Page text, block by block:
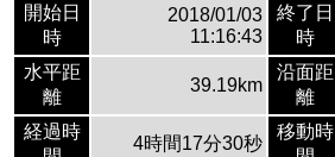
開始日
時
2018/01/03
11:16:43
終了日
時
水平距
離
39.19km
沿面距
離
経過時
4時間17分30秒
移動時